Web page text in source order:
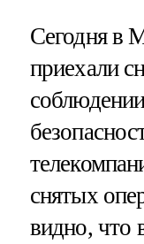
Сегодня в
приехали
снятых
видно, что